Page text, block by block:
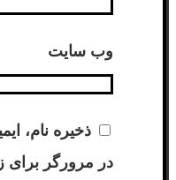
وب‌ سایت
ذخیره نام،
در مرورگر برای